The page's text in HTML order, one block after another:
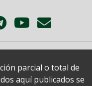
parcial o total de
aquí publicados se